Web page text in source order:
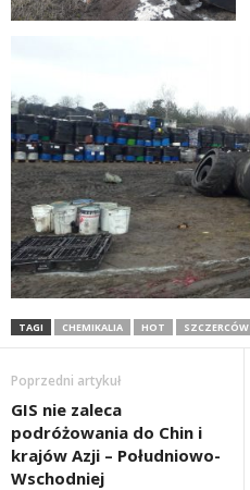
TAGI CHEMIKALIA HOT SZCZERCÓW
Poprzedni artykuł
GIS nie zaleca
podróżowania do Chin i
krajów Azji – Południowo-
Wschodniej